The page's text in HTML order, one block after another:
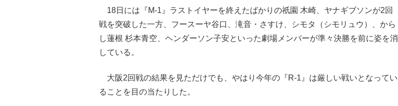
18日には『M-1』ラストイヤーを終えたばかりの祇園 木崎、ヤナギブソンが2回
戦を突破した一方、フースーヤ谷口、滝音・さすけ、シモタ（シモリュウ）、から
し蓮根 杉本青空、ヘンダーソン子安といった劇場メンバーが準々決勝を前に姿を消
している。
大阪2回戦の結果を見ただけでも、やはり今年の『R-1』は厳しい戦いとなってい
ることを目の当たりした。